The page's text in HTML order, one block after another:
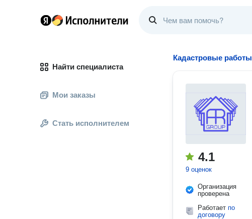
Найти специалиста
Мои заказы
Стать исполнителем
Кадастровые работы
4.1
9 оценок
Организация
проверена
Работает по
договору